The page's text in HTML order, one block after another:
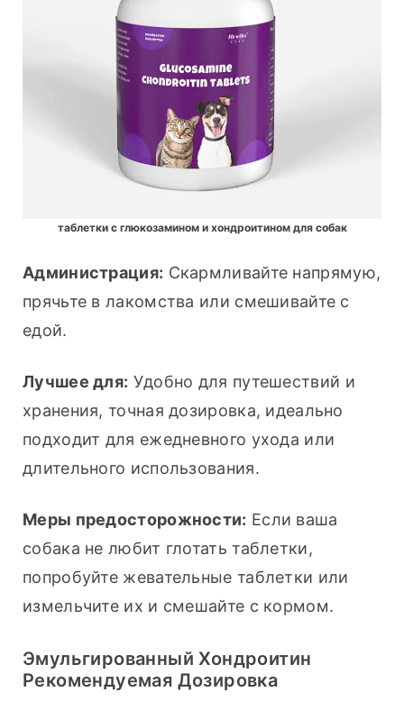
таблетки с глюкозамином и хондроитином для собак
Администрация: Скармливайте напрямую,
прячьте в лакомства или смешивайте с
едой.
Лучшее для: Удобно для путешествий и
хранения, точная дозировка, идеально
подходит для ежедневного ухода или
длительного использования.
Меры предосторожности: Если ваша
собака не любит глотать таблетки,
попробуйте жевательные таблетки или
измельчите их и смешайте с кормом.
Эмульгированный Хондроитин
Рекомендуемая Дозировка